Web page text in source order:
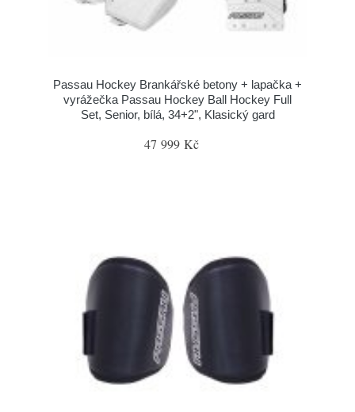
Passau Hockey Brankářské betony + lapačka +
vyrážečka Passau Hockey Ball Hockey Full
Set, Senior, bílá, 34+2", Klasický gard
47 999 Kč